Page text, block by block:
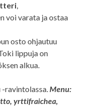
,
voi varata ja ostaa
osto ohjautuu
lippuja on
alkua.
-ravintolassa.Menu:
yrttifraichea,